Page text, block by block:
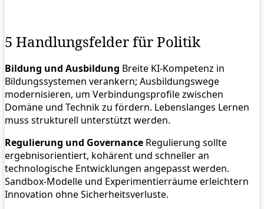
5 Handlungsfelder für Politik
Bildung und Ausbildung Breite KI‑Kompetenz in
Bildungssystemen verankern; Ausbildungswege
modernisieren, um Verbindungsprofile zwischen
Domäne und Technik zu fördern. Lebenslanges Lernen
muss strukturell unterstützt werden.
Regulierung und Governance Regulierung sollte
ergebnisorientiert, kohärent und schneller an
technologische Entwicklungen angepasst werden.
Sandbox‑Modelle und Experimentierräume erleichtern
Innovation ohne Sicherheitsverluste.